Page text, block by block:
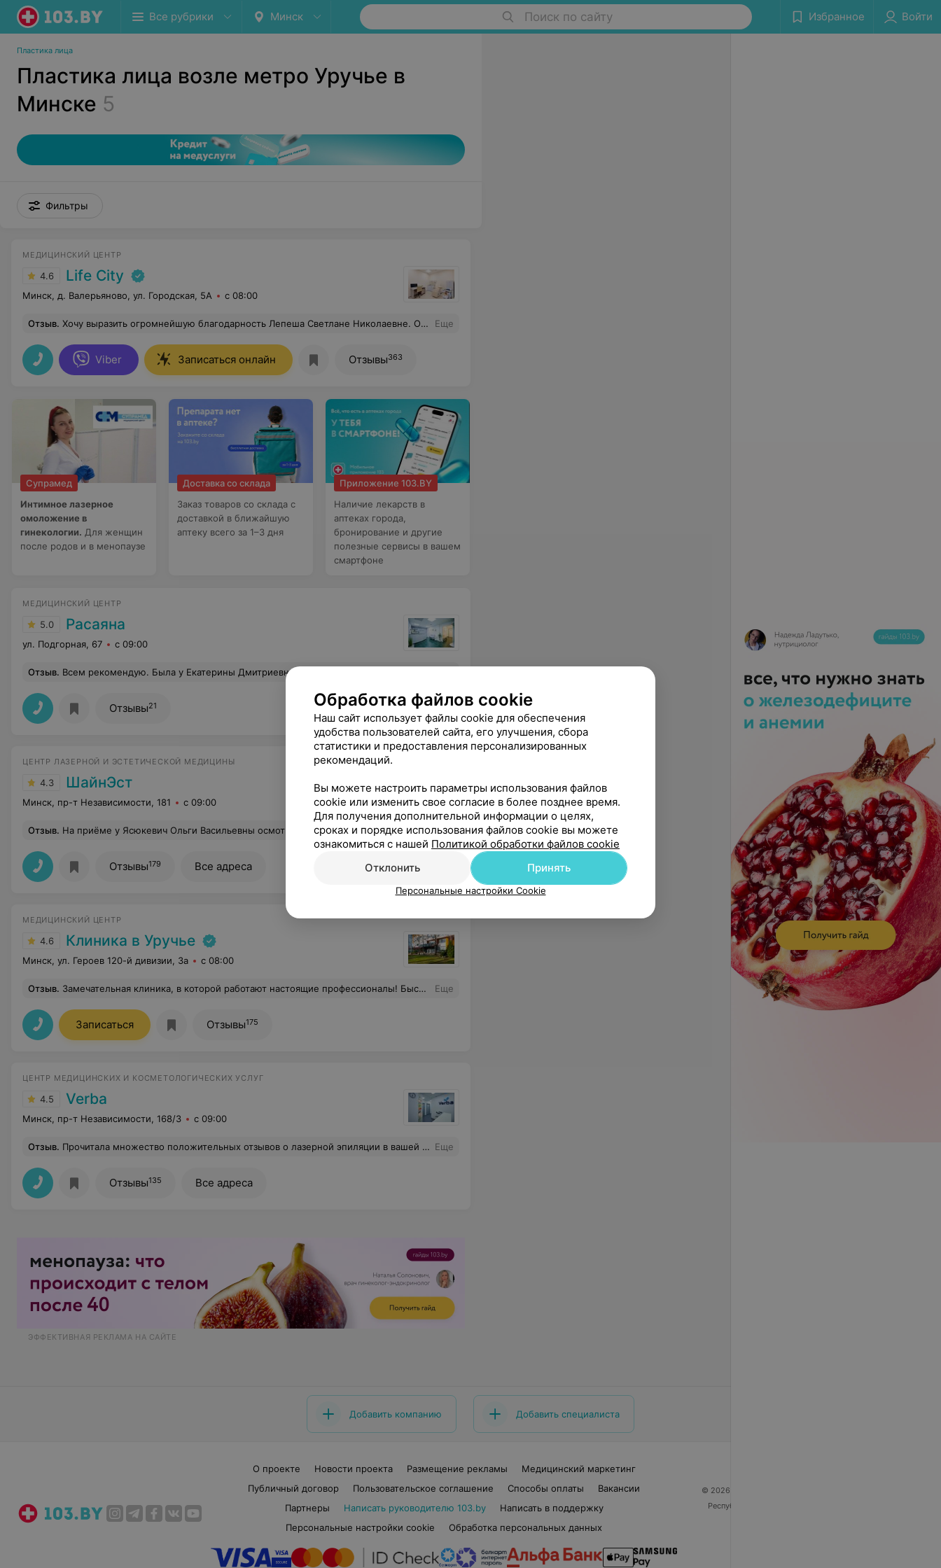
Все рубрики Минск Поиск по сайту Избранное Войти
Пластика лица
Пластика лица возле метро Уручье в
Минске 5
Фильтры
МЕДИЦИНСКИЙ ЦЕНТР
4.6 Life City
Минск, д. Валерьяново, ул. Городская, 5А с 08:00
Отзыв. Хочу выразить огромнейшую благодарность Лепеша Светлане Николаевне. Очень чуткая, все объясняет, в нужный момент помогла настроиться на процедуру. Побольше бы таких врачей. Еще
Viber Записаться онлайн Отзывы363
Супрамед
Интимное лазерное
омоложение в
гинекологии. Для женщин
после родов и в менопаузе
Доставка со склада
Заказ товаров со склада с
доставкой в ближайшую
аптеку всего за 1–3 дня
Приложение 103.BY
Наличие лекарств в
аптеках города,
бронирование и другие
полезные сервисы в вашем
смартфоне
МЕДИЦИНСКИЙ ЦЕНТР
5.0 Расаяна
ул. Подгорная, 67 с 09:00
Отзыв. Всем рекомендую. Была у Екатерины Дмитриевны на фотоомоложении лица и процедуре лазерной эпиляции.Огромное спасибо Вам за ваш профессионализм,чуткое отношение,внимание. Вы делаете нас красивыми,а значит счастливыми.
Отзывы21
ЦЕНТР ЛАЗЕРНОЙ И ЭСТЕТИЧЕСКОЙ МЕДИЦИНЫ
4.3 ШайнЭст
Минск, пр-т Независимости, 181 с 09:00
Отзыв. На приёме у Ясюкевич Ольги Васильевны осмотр проводился очень болезненно, резко и грубо, боль после осмотра сохранялась ещё в течение нескольких дней и сопровождалась кровью. При этом все мои жалобы при осмотре игнорировались, а вместо попытки снизить дискомфорт услышала «Я столько лет это делаю - и ничего», что прозвучало как попытка обесценить мои ощущения и вызвало чувство полной беспомощности. Не было даже малейшей тактичности в общении, диалога со специалистом также не случилось, а ответы на вопросы носили резкий и пренебрежительный характер. Например, на вопрос о совместимости препаратов получила ответ "столько лекарств, не повезет врачу, который будет вас лечить" и все. По результатам консультации в другой клинике стало ясно, что врачом был пропущен очень серьезный диагноз, а также проведен абсолютно бесполезный анализ в моей ситуации. Ушла с чувством унижения и без ответа на свои вопросы. Не рекомендую Еще
Отзывы179 Все адреса
МЕДИЦИНСКИЙ ЦЕНТР
4.6 Клиника в Уручье
Минск, ул. Героев 120-й дивизии, 3а с 08:00
Отзыв. Замечательная клиника, в которой работают настоящие профессионалы! Быстрое обслуживание, внимательные доктора и медсестры, прекрасный сервис. Рекомендую! Еще
Записаться Отзывы175
ЦЕНТР МЕДИЦИНСКИХ И КОСМЕТОЛОГИЧЕСКИХ УСЛУГ
4.5 Verba
Минск, пр-т Независимости, 168/3 с 09:00
Отзыв. Прочитала множество положительных отзывов о лазерной эпиляции в вашей клинике и решила попробовать сама) Самое большое преимущество - это то, что можно делать на загорелой коже! Новое оборудование, процедура безболезненная! И цены не кусаются, как в некоторых центрах. Отдельное спасибо докторам, которые проводят процедуры, за профессиональный подход, вежливость и компетентность. К вам хочется возвращаться! Спасибо большое)) Еще
Отзывы135 Все адреса
ЭФФЕКТИВНАЯ РЕКЛАМА НА САЙТЕ
Добавить компанию Добавить специалиста
О проекте Новости проекта Размещение рекламы
Медицинский маркетинг
Публичный договор
Пользовательское соглашение Способы оплаты
Вакансии
Партнеры
Написать руководителю 103.by
Написать в поддержку
Персональные настройки cookie
Обработка персональных данных
© 2026 ООО «Артокс Лаб», УНП 191700409
Республика Беларусь, г. Минск, улица Толбухина, 2,
Обработка файлов cookie
Наш сайт использует файлы cookie для обеспечения
удобства пользователей сайта, его улучшения, сбора
статистики и предоставления персонализированных
рекомендаций.
Вы можете настроить параметры использования файлов
cookie или изменить свое согласие в более позднее время.
Для получения дополнительной информации о целях,
сроках и порядке использования файлов cookie вы можете
ознакомиться с нашей Политикой обработки файлов cookie
Отклонить
Принять
Персональные настройки Cookie